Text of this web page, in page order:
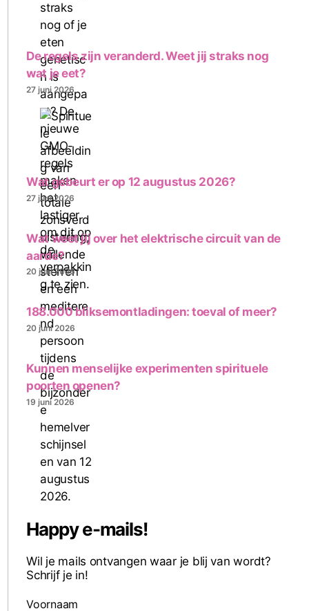
De regels zijn veranderd. Weet jij straks nog
wat je eet?
27 juni 2026
Wat gebeurt er op 12 augustus 2026?
27 juni 2026
Wat weet jij over het elektrische circuit van de
aarde?
20 juni 2026
188.000 bliksemontladingen: toeval of meer?
20 juni 2026
Kunnen menselijke experimenten spirituele
poorten openen?
19 juni 2026
Happy e-mails!
Wil je mails ontvangen waar je blij van wordt?
Schrijf je in!
Voornaam